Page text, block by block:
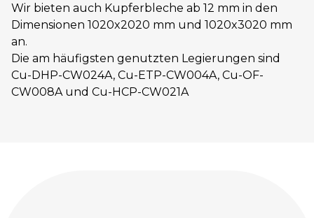
Wir bieten auch Kupferbleche ab 12 mm in den
Dimensionen 1020x2020 mm und 1020x3020 mm
an.
Die am häufigsten genutzten Legierungen sind
Cu-DHP-CW024A, Cu-ETP-CW004A, Cu-OF-
CW008A und Cu-HCP-CW021A